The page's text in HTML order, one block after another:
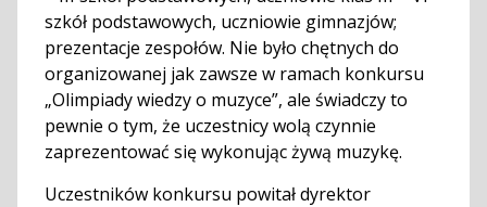
szkół podstawowych, uczniowie gimnazjów;
prezentacje zespołów. Nie było chętnych do
organizowanej jak zawsze w ramach konkursu
„Olimpiady wiedzy o muzyce”, ale świadczy to
pewnie o tym, że uczestnicy wolą czynnie
zaprezentować się wykonując żywą muzykę.
Uczestników konkursu powitał dyrektor